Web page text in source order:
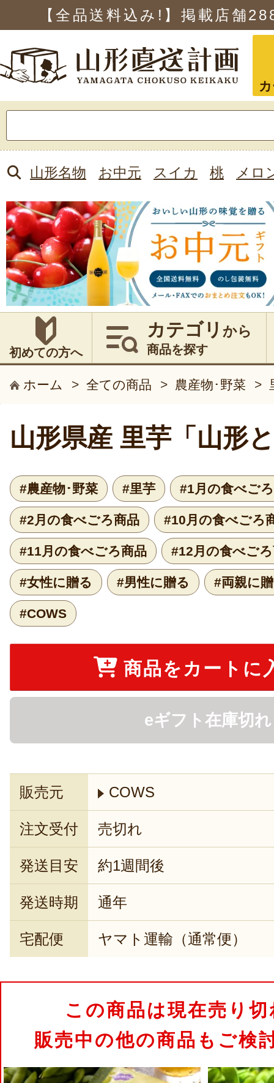
【全品送料込み!】掲載店舗
索:
山形名物 お中元 スイカ 桃 メロ
初めての方へ
カテゴリ から
商品を探す
ホーム > 全ての商品 > 農産物･野菜 >
山形県産 里芋「山形
#農産物･野菜 #里芋 #1月の食べご
#2月の食べごろ商品 #10月の食べごろ
#11月の食べごろ商品 #12月の食べご
#女性に贈る #男性に贈る #両親に
#COWS
商品をカートに
eギフト在庫切れ
販売元 COWS
注文受付 売切れ
発送目安 約1週間後
発送時期 通年
宅配便 ヤマト運輸（通常便）
この商品は現在売り
販売中の他の商品もご検